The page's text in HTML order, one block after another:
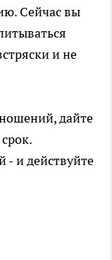
Сейчас вы
и не
дайте
- и действуйте